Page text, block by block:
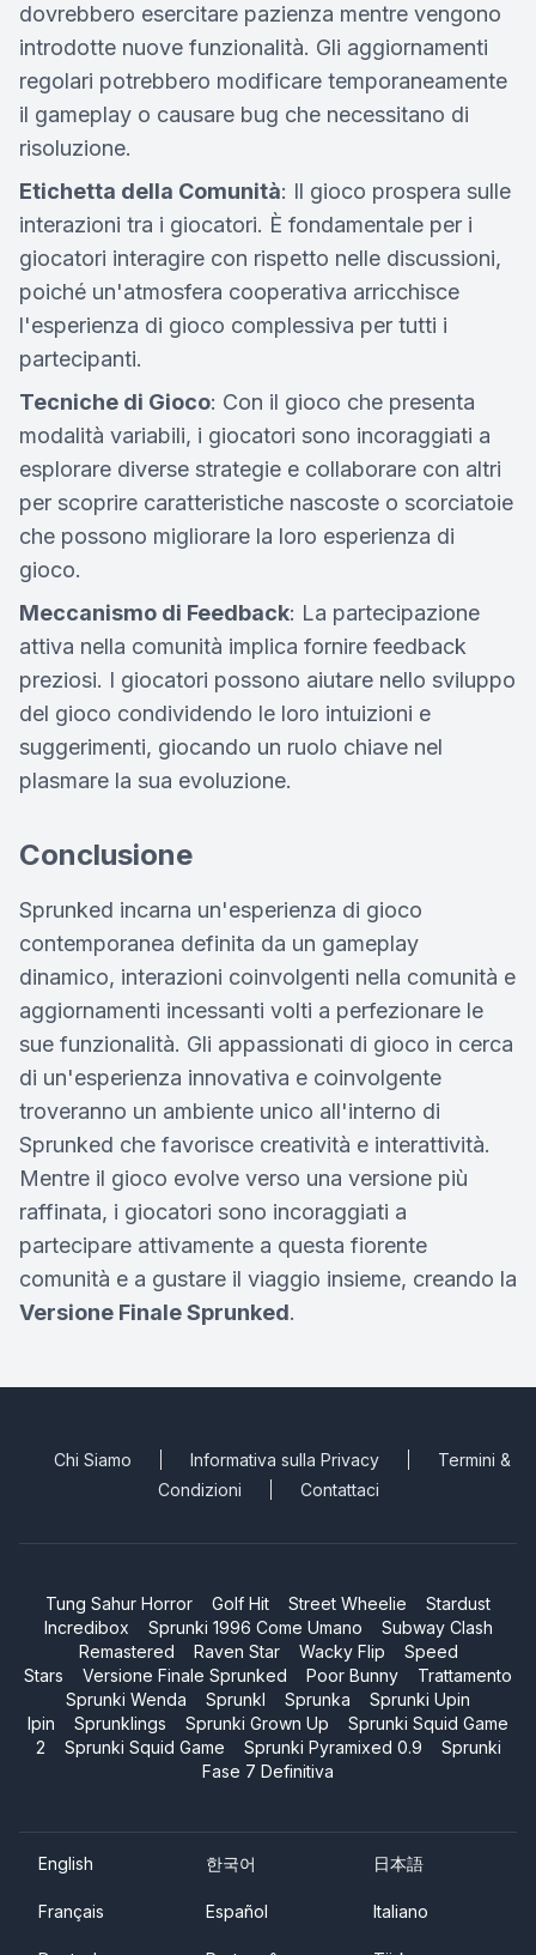
dovrebbero esercitare pazienza mentre vengono
introdotte nuove funzionalità. Gli aggiornamenti
regolari potrebbero modificare temporaneamente
il gameplay o causare bug che necessitano di
risoluzione.
Etichetta della Comunità: Il gioco prospera sulle
interazioni tra i giocatori. È fondamentale per i
giocatori interagire con rispetto nelle discussioni,
poiché un'atmosfera cooperativa arricchisce
l'esperienza di gioco complessiva per tutti i
partecipanti.
Tecniche di Gioco: Con il gioco che presenta
modalità variabili, i giocatori sono incoraggiati a
esplorare diverse strategie e collaborare con altri
per scoprire caratteristiche nascoste o scorciatoie
che possono migliorare la loro esperienza di
gioco.
Meccanismo di Feedback: La partecipazione
attiva nella comunità implica fornire feedback
preziosi. I giocatori possono aiutare nello sviluppo
del gioco condividendo le loro intuizioni e
suggerimenti, giocando un ruolo chiave nel
plasmare la sua evoluzione.
Conclusione
Sprunked incarna un'esperienza di gioco
contemporanea definita da un gameplay
dinamico, interazioni coinvolgenti nella comunità e
aggiornamenti incessanti volti a perfezionare le
sue funzionalità. Gli appassionati di gioco in cerca
di un'esperienza innovativa e coinvolgente
troveranno un ambiente unico all'interno di
Sprunked che favorisce creatività e interattività.
Mentre il gioco evolve verso una versione più
raffinata, i giocatori sono incoraggiati a
partecipare attivamente a questa fiorente
comunità e a gustare il viaggio insieme, creando la
Versione Finale Sprunked.
Chi Siamo Informativa sulla Privacy
Termini &
Condizioni
Contattaci
Tung Sahur Horror Golf Hit Street Wheelie
Stardust
Incredibox
Sprunki 1996 Come Umano
Subway Clash
Remastered
Raven Star Wacky Flip
Speed
Stars
Versione Finale Sprunked Poor Bunny
Trattamento
Sprunki Wenda
Sprunkl Sprunka
Sprunki Upin
Ipin
Sprunklings Sprunki Grown Up
Sprunki Squid Game
2
Sprunki Squid Game Sprunki Pyramixed 0.9
Sprunki
Fase 7 Definitiva
English 한국어 日本語
Français Español Italiano